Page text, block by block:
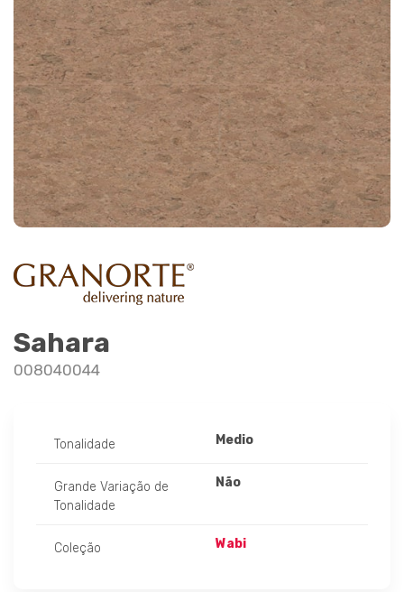
Sahara
008040044
Tonalidade Medio
Grande Variação de
Tonalidade
Não
Coleção Wabi